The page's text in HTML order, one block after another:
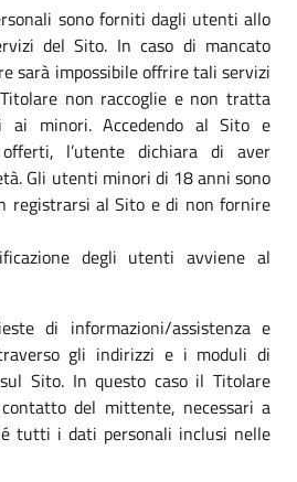
sono forniti dagli utenti allo
del Sito. In caso di mancato
sarà impossibile offrire tali servizi
non raccoglie e non tratta
ai minori. Accedendo al Sito e
l’utente dichiara di aver
Gli utenti minori di 18 anni sono
registrarsi al Sito e di non fornire
degli utenti avviene al
di informazioni/assistenza e
gli indirizzi e i moduli di
Sito. In questo caso il Titolare
del mittente, necessari a
tutti i dati personali inclusi nelle